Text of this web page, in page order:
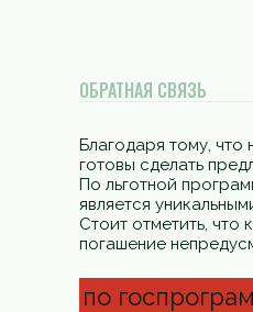
ОБРАТНАЯ СВЯЗЬ
Благодаря тому,
готовы сделать
По льготной
является
Стоит отметить,
погашение
по